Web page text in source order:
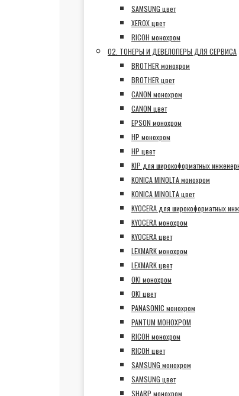
SAMSUNG цвет
XEROX цвет
RICOH монохром
02. ТОНЕРЫ И ДЕВЕЛОПЕРЫ ДЛЯ СЕРВИСА
BROTHER монохром
BROTHER цвет
CANON монохром
CANON цвет
EPSON монохром
HP монохром
HP цвет
KIP для широкоформатных
KONICA MINOLTA монохром
KONICA MINOLTA цвет
KYOCERA для широкоформатных
KYOCERA монохром
KYOCERA цвет
LEXMARK монохром
LEXMARK цвет
OKI монохром
OKI цвет
PANASONIC монохром
PANTUM МОНОХРОМ
RICOH монохром
RICOH цвет
SAMSUNG монохром
SAMSUNG цвет
SHARP монохром